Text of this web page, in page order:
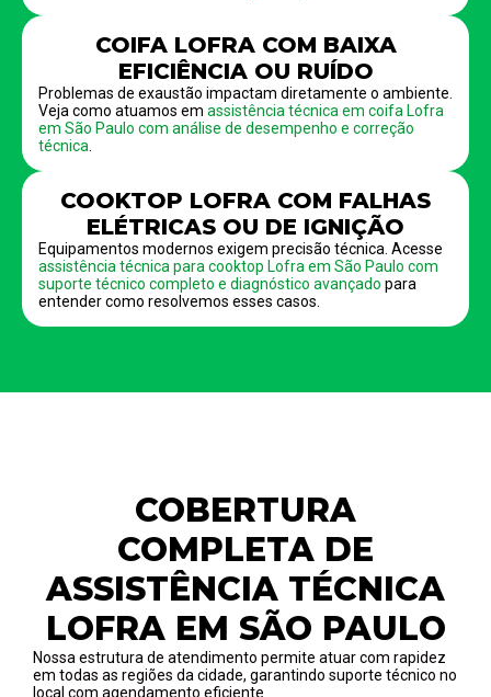
COIFA LOFRA COM BAIXA
EFICIÊNCIA OU RUÍDO
Problemas de exaustão impactam diretamente o ambiente.
Veja como atuamos em assistência técnica em coifa Lofra
em São Paulo com análise de desempenho e correção
técnica
COOKTOP LOFRA COM FALHAS
ELÉTRICAS OU DE IGNIÇÃO
Equipamentos modernos exigem precisão técnica. Acesse
assistência técnica para cooktop Lofra em São Paulo com
suporte técnico completo e diagnóstico avançado para
entender como resolvemos esses casos.
COBERTURA
COMPLETA DE
ASSISTÊNCIA TÉCNICA
LOFRA EM SÃO PAULO
Nossa estrutura de atendimento permite atuar com rapidez
em todas as regiões da cidade, garantindo suporte técnico no
local com agendamento eficiente.